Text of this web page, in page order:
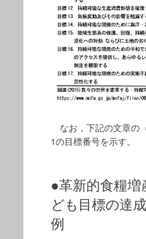
なお，下記の文章の
1の目標番号を示す。
●革新的食糧増
ども目標の達
例